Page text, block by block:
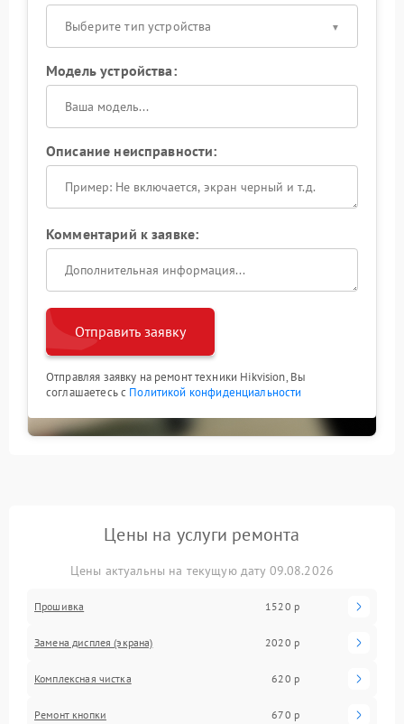
Выберите тип устройства
Модель устройства:
Описание неисправности:
Комментарий к заявке:
Отправить заявку
Отправляя заявку на ремонт техники Hikvision, Вы
соглашаетесь с Политикой конфиденциальности
Цены на услуги ремонта
Цены актуальны на текущую дату 09.08.2026
Прошивка 1520 р
Замена дисплея (экрана) 2020 р
Комплексная чистка 620 р
Ремонт кнопки 670 р